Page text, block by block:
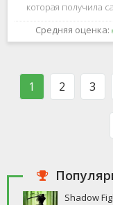
которая получила
большую
всех людей всех
такого человека,
Средняя оценка:
1 2 3
Shadow